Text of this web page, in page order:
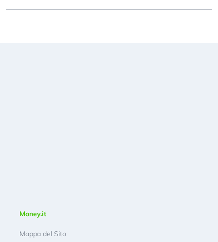
Money.it
Mappa del Sito